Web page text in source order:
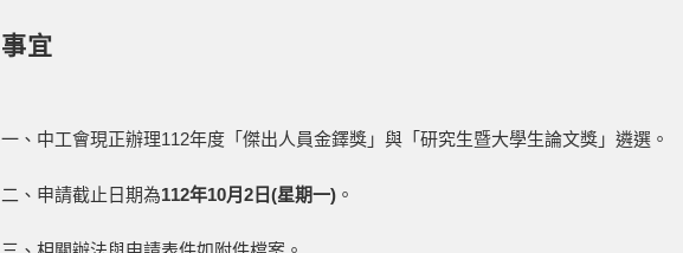
事宜
一、中工會現正辦理112年度「傑出人員金鐸獎」與「研究生暨大學生論文獎」遴選。
二、申請截止日期為112年10月2日(星期一) 。